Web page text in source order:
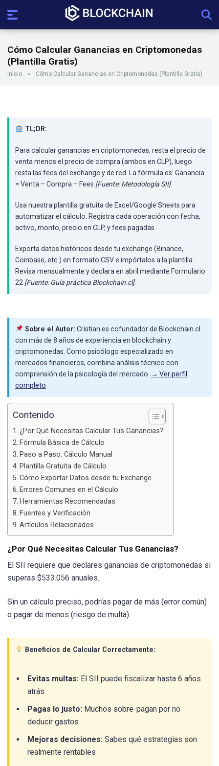
Cómo Calcular Ganancias en Criptomonedas
(Plantilla Gratis)
Inicio » Cómo Calcular Ganancias en Criptomonedas (Plantilla Gratis)
TL;DR:
Para calcular ganancias en criptomonedas, resta el precio de
venta menos el precio de compra (ambos en CLP), luego
resta las fees del exchange y de red. La fórmula es: Ganancia
= Venta – Compra – Fees [Fuente: Metodología SII].
Usa nuestra plantilla gratuita de Excel/Google Sheets para
automatizar el cálculo. Registra cada operación con fecha,
activo, monto, precio en CLP, y fees pagadas.
Exporta datos históricos desde tu exchange (Binance,
Coinbase, etc.) en formato CSV e impórtalos a la plantilla.
Revisa mensualmente y declara en abril mediante Formulario
22 [Fuente: Guía práctica Blockchain.cl].
Sobre el Autor: Cristian es cofundador de Blockchain.cl
con más de 8 años de experiencia en blockchain y
criptomonedas. Como psicólogo especializado en
mercados financieros, combina análisis técnico con
comprensión de la psicología del mercado. → Ver perfil
completo
Contenido
¿Por Qué Necesitas Calcular Tus Ganancias?
Fórmula Básica de Cálculo
Paso a Paso: Cálculo Manual
Plantilla Gratuita de Cálculo
Cómo Exportar Datos desde tu Exchange
Errores Comunes en el Cálculo
Herramientas Recomendadas
Fuentes y Verificación
Artículos Relacionados
¿Por Qué Necesitas Calcular Tus Ganancias?
El SII requiere que declares ganancias de criptomonedas si
superas $533.056 anuales.
Sin un cálculo preciso, podrías pagar de más (error común)
o pagar de menos (riesgo de multa).
Beneficios de Calcular Correctamente:
Evitas multas: El SII puede fiscalizar hasta 6 años
atrás
Pagas lo justo: Muchos sobre-pagan por no
deducir gastos
Mejoras decisiones: Sabes qué estrategias son
realmente rentables